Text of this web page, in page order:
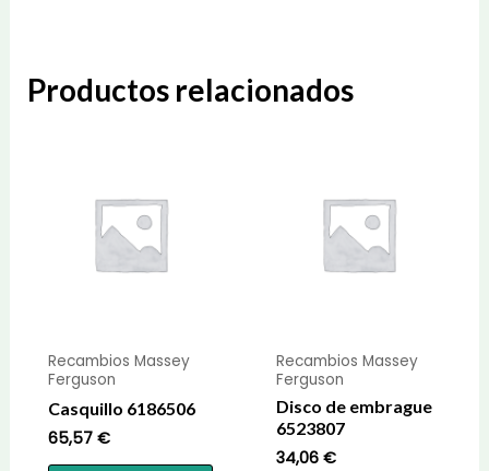
Productos relacionados
Recambios Massey
Ferguson
Casquillo 6186506
65,57 €
Recambios Massey
Ferguson
Disco de embrague
6523807
34,06€